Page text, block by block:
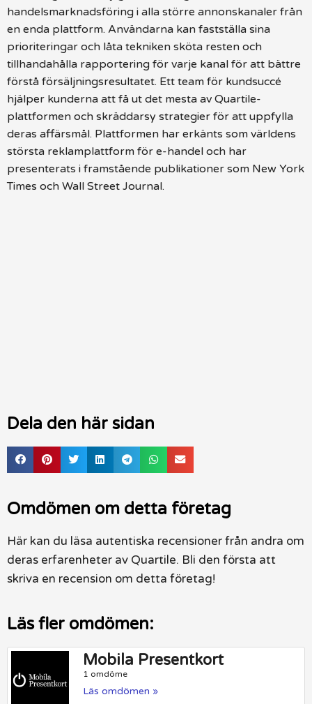
handelsmarknadsföring i alla större annonskanaler från
en enda plattform. Användarna kan fastställa sina
prioriteringar och låta tekniken sköta resten och
tillhandahålla rapportering för varje kanal för att bättre
förstå försäljningsresultatet. Ett team för kundsuccé
hjälper kunderna att få ut det mesta av Quartile-
plattformen och skräddarsy strategier för att uppfylla
deras affärsmål. Plattformen har erkänts som världens
största reklamplattform för e-handel och har
presenterats i framstående publikationer som New York
Times och Wall Street Journal.
Dela den här sidan
Omdömen om detta företag
Här kan du läsa autentiska recensioner från andra om
deras erfarenheter av Quartile. Bli den första att
skriva en recension om detta företag!
Läs fler omdömen:
Mobila Presentkort
1 omdöme
Läs omdömen »